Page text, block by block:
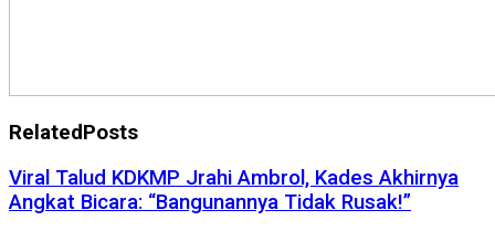
RelatedPosts
Viral Talud KDKMP Jrahi Ambrol, Kades Akhirnya
Angkat Bicara: “Bangunannya Tidak Rusak!”